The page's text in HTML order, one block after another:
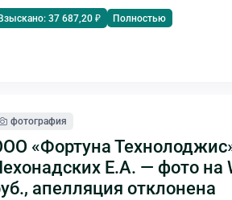
Взыскано: 37 687,20 ₽ Полностью
фотография
«Фортуна
Е.А. — фото на
апелляция отклонена